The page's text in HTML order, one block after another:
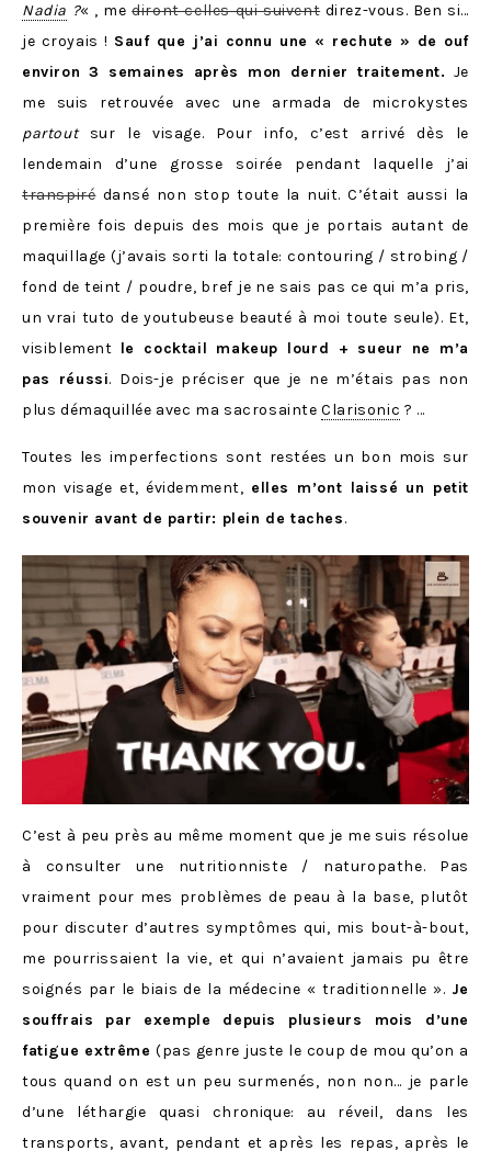
Nadia ?« , mediront celles qui suiventdirez-vous. Ben si…
je croyais ! Sauf que j’ai connu une « rechute » de ouf
environ 3 semaines après mon dernier traitement. Je
me suis retrouvée avec une armada de microkystes
partoutsur le visage. Pour info, c’est arrivé dès le
lendemain d’une grosse soirée pendant laquelle j’ai
transpirédansé non stop toute la nuit. C’était aussi la
première fois depuis des mois que je portais autant de
maquillage (j’avais sorti la totale: contouring / strobing /
fond de teint / poudre, bref je ne sais pas ce qui m’a pris,
un vrai tuto de youtubeuse beauté à moi toute seule). Et,
visiblement le cocktail makeup lourd + sueur ne m’a
pas réussi. Dois-je préciser que je ne m’étais pas non
plus démaquillée avec ma sacrosainteClarisonic ? …
Toutes les imperfections sont restées un bon mois sur
mon visage et, évidemment, elles m’ont laissé un petit
souvenir avant de partir: plein de taches.
C’est à peu près au même moment que je me suis résolue
à consulter une nutritionniste / naturopathe. Pas
vraiment pour mes problèmes de peau à la base, plutôt
pour discuter d’autres symptômes qui, mis bout-à-bout,
me pourrissaient la vie, et qui n’avaient jamais pu être
soignés par le biais de la médecine « traditionnelle ». Je
souffrais par exemple depuis plusieurs mois d’une
fatigue extrême (pas genre juste le coup de mou qu’on a
tous quand on est un peu surmenés, non non… je parle
d’une léthargie quasi chronique: au réveil, dans les
transports, avant, pendant et après les repas, après le